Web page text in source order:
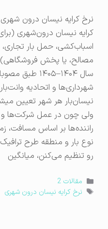
نرخ کرایه نیسان درون شهری نرخ
کرایه نیسان درون‌شهری (برای
اسباب‌کشی، حمل بار تجاری،
مصالح، یا پخش فروشگاهی) در
سال ۱۴۰۴–۱۴۰۵ طبق مصوبات
شهرداری‌ها و اتحادیه وانت‌بار و
نیسان‌بار هر شهر تعیین میشه؛
ولی چون در عمل شرکت‌ها و
راننده‌ها بر اساس مسافت، زمان،
نوع بار و منطقه طرح ترافیک نرخ
رو تنظیم می‌کنن، میانگین
دسته‌ها
مقالات 2
برچسب‌ها
نرخ کرایه نیسان درون شهری